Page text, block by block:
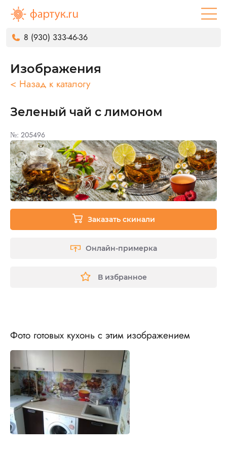
8 (930) 333-46-36
Изображения
< Назад к каталогу
Зеленый чай с лимоном
№: 205496
Заказать скинали
Онлайн-примерка
В избранное
Фото готовых кухонь с этим изображением